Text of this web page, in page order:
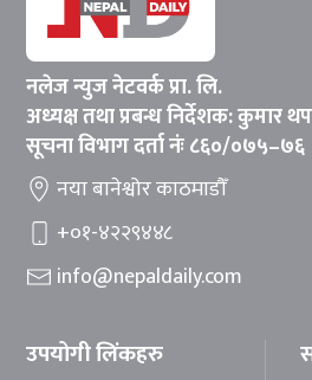
नलेज न्युज नेटवर्क प्रा. लि.
अध्यक्ष तथा प्रबन्ध निर्देशक: कुमार
सूचना विभाग दर्ता नंः ८६०/०७५–७६
नया बानेश्वोर काठमाडौँ
+०१-४२२९४४८
info@nepaldaily.com
उपयोगी लिंकहरु